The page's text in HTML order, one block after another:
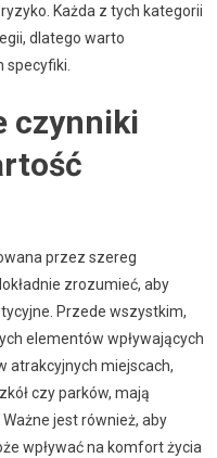
Każda z tych kategorii
dlatego warto
czynniki
przez szereg
zrozumieć, aby
Przede wszystkim,
elementów wpływających
atrakcyjnych miejscach,
czy parków, mają
jest również, aby
wpływać na komfort życia